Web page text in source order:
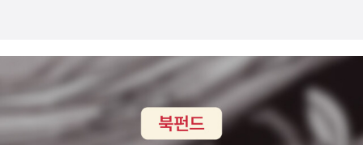
는 듯하다. <살인의 추억>은 무서울까봐 못 봤던 것 같다. 그럼에도
그의 필모그래피를 모르지는 않는데, 이런 식의 그로테스크한 미감을
소유한 분인줄 몰랐다, 감탄했다. 블랙잔혹코미디? 봉감독처럼 소위
금수저에 훌륭한 미학과 재능을 지닌 사람이 이런 사회적 대립구도